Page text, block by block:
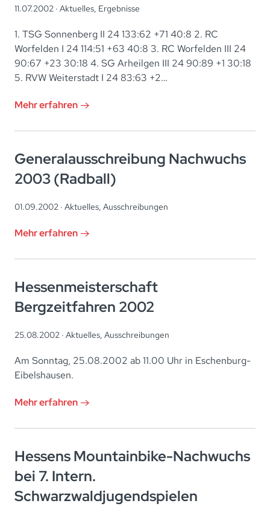
11.07.2002 · Aktuelles, Ergebnisse
1. TSG Sonnenberg II 24 133:62 +71 40:8 2. RC
Worfelden I 24 114:51 +63 40:8 3. RC Worfelden III 24
90:67 +23 30:18 4. SG Arheilgen III 24 90:89 +1 30:18
5. RVW Weiterstadt I 24 83:63 +2…
Mehr erfahren
Generalausschreibung Nachwuchs
2003 (Radball)
01.09.2002 · Aktuelles, Ausschreibungen
Mehr erfahren
Hessenmeisterschaft
Bergzeitfahren 2002
25.08.2002 · Aktuelles, Ausschreibungen
Am Sonntag, 25.08.2002 ab 11.00 Uhr in Eschenburg-
Eibelshausen.
Mehr erfahren
Hessens Mountainbike-Nachwuchs
bei 7. Intern.
Schwarzwaldjugendspielen